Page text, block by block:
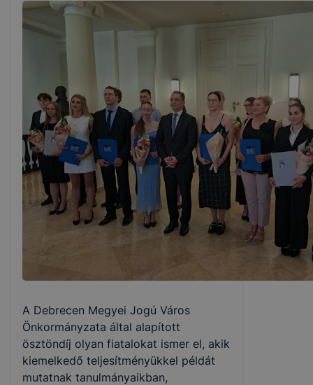
A Debrecen Megyei Jogú Város
Önkormányzata által alapított
ösztöndíj olyan fiatalokat ismer el, akik
kiemelkedő teljesítményükkel példát
mutatnak tanulmányaikban,